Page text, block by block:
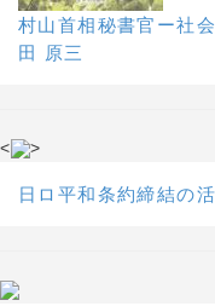
村山首相秘書官ー社
田 原三
< >
日ロ平和条約締結の